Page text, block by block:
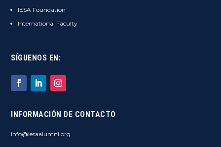
IESA Foundation
International Faculty
SÍGUENOS EN:
INFORMACIÓN DE CONTACTO
info@iesaalumni.org